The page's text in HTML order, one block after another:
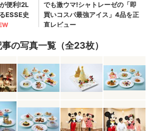
の写真一覧（全23枚）